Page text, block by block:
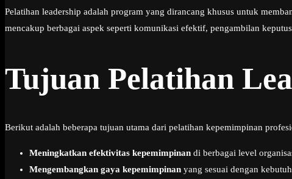
Pelatihan leadership adalah program yang dirancang khusus untuk
mencakup berbagai aspek seperti komunikasi efektif, pengambilan
Tujuan Pelatihan
Berikut adalah beberapa tujuan utama dari pelatihan kepemimpinan
Meningkatkan efektivitas kepemimpinan di berbagai level
Mengembangkan gaya kepemimpinan yang sesuai dengan